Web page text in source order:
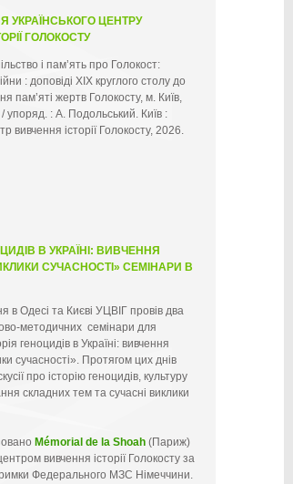
УКРАЇНСЬКОГО ЦЕНТРУ
ГОЛОКОСТУ
і пам’ять про Голокост:
: доповіді ХІХ круглого столу до
пам’яті жертв Голокосту, м. Київ,
упоряд. : А. Подольський. Київ :
вивчення історії Голокосту, 2026.
В УКРАЇНІ: ВИВЧЕННЯ
СУЧАСНОСТІ» СЕМІНАРИ В
в Одесі та Києві УЦВІГ провів два
методичних семінари для
геноцидів в Україні: вивчення
сучасності». Протягом цих днів
про історію геноцидів, культуру
складних тем та сучасні виклики
Mémorial de la Shoah (Париж)
вивчення історії Голокосту за
Федерального МЗС Німеччини.